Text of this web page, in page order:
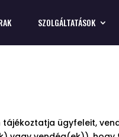
SZOLGÁLTATÁSOK
tájékoztatja ügyfeleit,